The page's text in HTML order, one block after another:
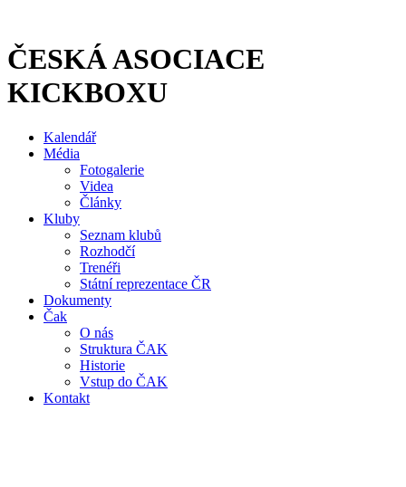
obsahu
ČESKÁ ASOCIACE
KICKBOXU
Kalendář
Média
Fotogalerie
Videa
Články
Kluby
Seznam klubů
Rozhodčí
Trenéři
Státní reprezentace ČR
Dokumenty
Čak
O nás
Struktura ČAK
Historie
Vstup do ČAK
Kontakt